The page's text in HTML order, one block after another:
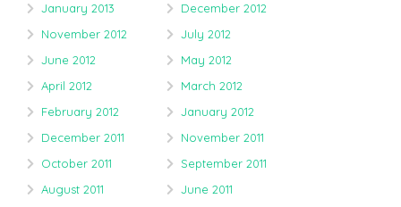
January 2013
December 2012
November 2012
July 2012
June 2012
May 2012
April 2012
March 2012
February 2012
January 2012
December 2011
November 2011
October 2011
September 2011
August 2011
June 2011